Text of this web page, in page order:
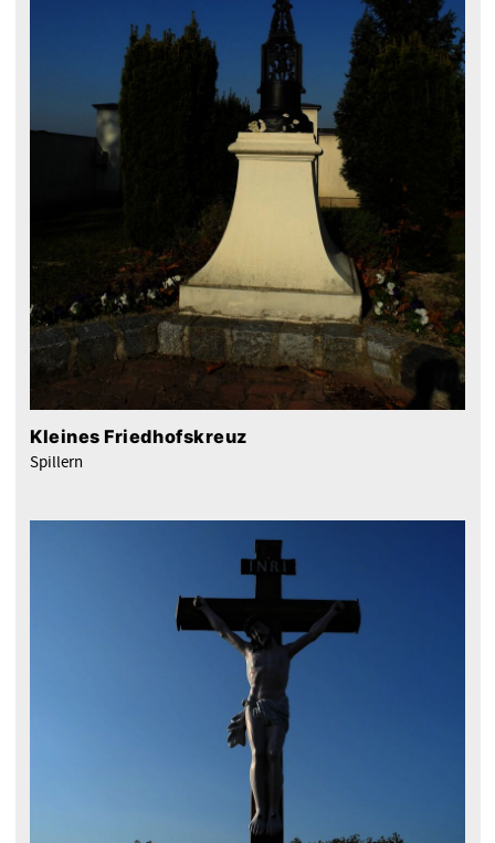
Kleines Friedhofskreuz
Spillern